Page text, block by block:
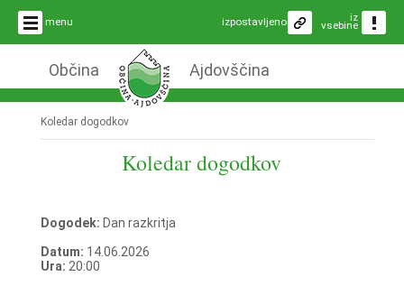
menu iz
vsebine
izpostavljeno
Občina Ajdovščina
Koledar dogodkov
Koledar dogodkov
Dogodek: Dan razkritja
Datum: 14.06.2026
Ura: 20:00